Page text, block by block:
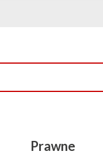
Prawne